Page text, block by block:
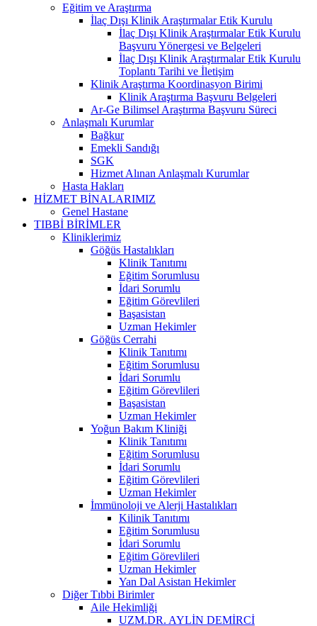
Eğitim ve Araştırma
İlaç Dışı Klinik Araştırmalar Etik Kurulu
İlaç Dışı Klinik Araştırmalar Etik Kurulu
Başvuru Yönergesi ve Belgeleri
İlaç Dışı Klinik Araştırmalar Etik Kurulu
Toplantı Tarihi ve İletişim
Klinik Araştırma Koordinasyon Birimi
Klinik Araştırma Başvuru Belgeleri
Ar-Ge Bilimsel Araştırma Başvuru Süreci
Anlaşmalı Kurumlar
Bağkur
Emekli Sandığı
SGK
Hizmet Alınan Anlaşmalı Kurumlar
Hasta Hakları
HİZMET BİNALARIMIZ
Genel Hastane
TIBBİ BİRİMLER
Kliniklerimiz
Göğüs Hastalıkları
Klinik Tanıtımı
Eğitim Sorumlusu
İdari Sorumlu
Eğitim Görevlileri
Başasistan
Uzman Hekimler
Göğüs Cerrahi
Klinik Tanıtımı
Eğitim Sorumlusu
İdari Sorumlu
Eğitim Görevlileri
Başasistan
Uzman Hekimler
Yoğun Bakım Kliniği
Klinik Tanıtımı
Eğitim Sorumlusu
İdari Sorumlu
Eğitim Görevlileri
Uzman Hekimler
İmmünoloji ve Alerji Hastalıkları
Kilinik Tanıtımı
Eğitim Sorumlusu
İdari Sorumlu
Eğitim Görevlileri
Uzman Hekimler
Yan Dal Asistan Hekimler
Diğer Tıbbi Birimler
Aile Hekimliği
UZM.DR. AYLİN DEMİRCİ